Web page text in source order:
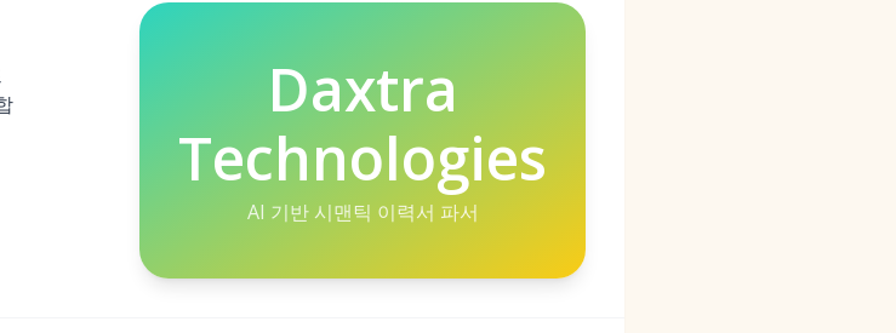
Daxtra
Technologies
AI 기반 시맨틱 이력서 파서